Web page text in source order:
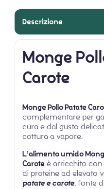
Descrizione
Monge
Carote
Monge Pollo Patate
complementare per
cura e dal gusto
cottura a vapore.
L’alimento umido
Carote è arricchito con
di proteine ad elevato
patate e carote, fonte